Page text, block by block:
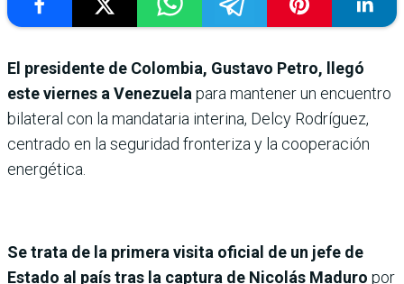
El presidente de Colombia, Gustavo Petro, llegó
este viernes a Venezuela para mantener un encuentro
bilateral con la mandataria interina, Delcy Rodríguez,
centrado en la seguridad fronteriza y la cooperación
energética.
Se trata de la primera visita oficial de un jefe de
Estado al país tras la captura de Nicolás Maduro por